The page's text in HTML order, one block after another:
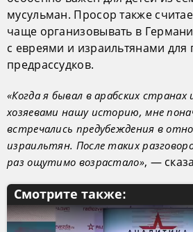
мусульман. Просор также
чаще организовывать в
с евреями и израильтянами для
предрассудков.
«Когда я бывал в арабских странах
хозяевами нашу историю, мне
встречались предубеждения в
израильтян. После таких
раз ощутимо возрастало», —
Смотрите также: